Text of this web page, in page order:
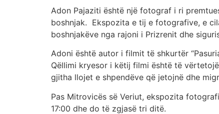
Adon Pajaziti është një fotograf i ri
boshnjak. Ekspozita e tij e fotografive, e
boshnjakëve nga rajoni i Prizrenit dhe
Adoni është autor i filmit të shkurtër
Qëllimi kryesor i këtij filmi është të
gjitha llojet e shpendëve që jetojnë dhe
Pas Mitrovicës së Veriut, ekspozita
17:00 dhe do të zgjasë tri ditë.